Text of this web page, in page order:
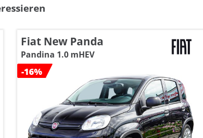
Fiat New Panda
Pandina 1.0 mHEV
-16%